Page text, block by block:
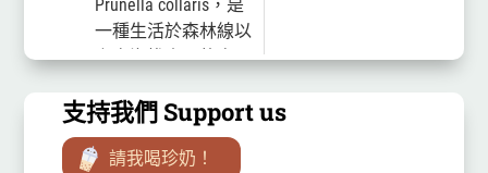
Prunella collaris，是
一種生活於森林線以
上高海拔山區的鳥
陸，可分為九個亞
種，其中fennelli亞種
為僅分布於台灣的台
支持我們 Support us
請我喝珍奶！